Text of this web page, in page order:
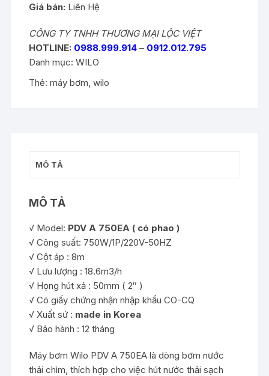
Giá bán: Liên Hệ
CÔNG TY TNHH THƯƠNG MẠI LỘC VIỆT
HOTLINE: 0988.999.914 – 0912.012.795
Danh mục:WILO
Thẻ:máy bơm ,wilo
MÔ TẢ
MÔ TẢ
√ Model: PDV A 750EA ( có phao )
√ Công suất: 750W/1P/220V-50HZ
√ Cột áp : 8m
√ Lưu lượng : 18.6m3/h
√ Họng hút xả : 50mm ( 2″ )
√ Có giấy chứng nhận nhập khẩu CO-CQ
√ Xuất sứ : made in Korea
√ Bảo hành : 12 tháng
Máy bơm Wilo PDV A 750EA là dòng bơm nước
thải chìm, thích hợp cho việc hút nước thải sạch